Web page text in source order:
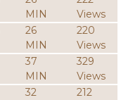
MIN
Views
26
MIN
220
Views
37
MIN
329
Views
32
212